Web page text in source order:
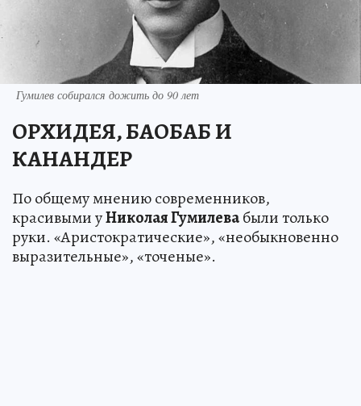
Гумилев собирался дожить до 90 лет
ОРХИДЕЯ, БАОБАБ И
КАНАНДЕР
По общему мнению современников,
красивыми уНиколая Гумилевабыли только
руки. «Аристократические», «необыкновенно
выразительные», «точеные».